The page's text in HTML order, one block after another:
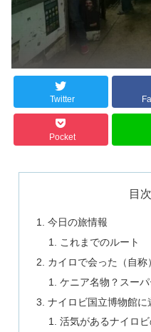
Twitter
Pocket
目次
今日の旅情報
これまでのルート
カイロで会った（自称
ケニア名物？スー
ナイロビ国立博物館に
活気があるナイロ